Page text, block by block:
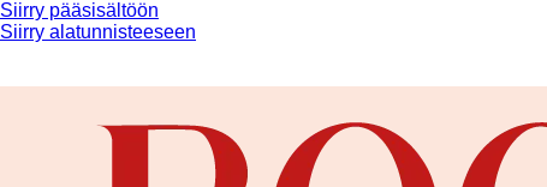
Siirry pääsisältöön
Siirry alatunnisteeseen